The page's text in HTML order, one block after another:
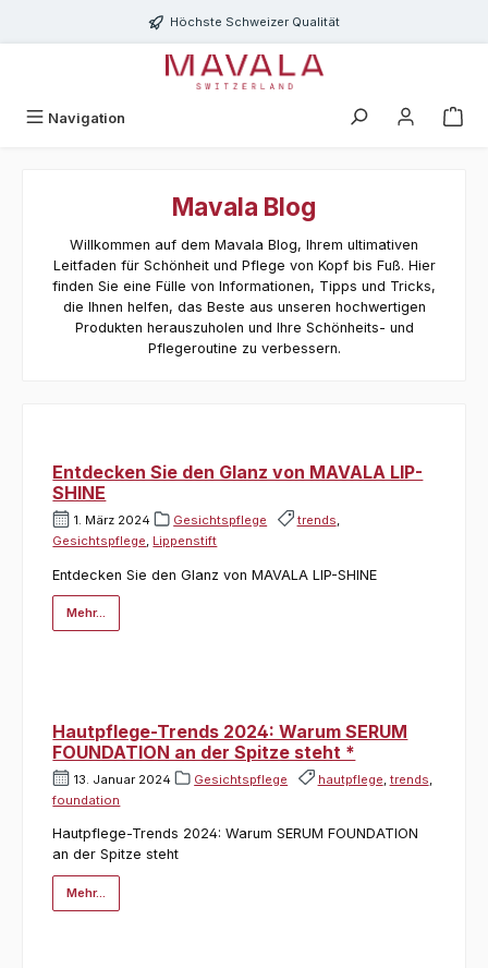
Zum Hauptinhalt springenHöchste Schweizer Qualität
Navigation
Mavala Blog
Willkommen auf dem Mavala Blog, Ihrem ultimativen
Leitfaden für Schönheit und Pflege von Kopf bis Fuß. Hier
finden Sie eine Fülle von Informationen, Tipps und Tricks,
die Ihnen helfen, das Beste aus unseren hochwertigen
Produkten herauszuholen und Ihre Schönheits- und
Pflegeroutine zu verbessern.
Entdecken Sie den Glanz von MAVALA LIP-
SHINE
1. März 2024 Gesichtspflege trends
Gesichtspflege Lippenstift
Entdecken Sie den Glanz von MAVALA LIP-SHINE
Mehr...
Hautpflege-Trends 2024: Warum SERUM
FOUNDATION an der Spitze steht *
13. Januar 2024 Gesichtspflege hautpflege trends
foundation
Hautpflege-Trends 2024: Warum SERUM FOUNDATION
an der Spitze steht
Mehr...